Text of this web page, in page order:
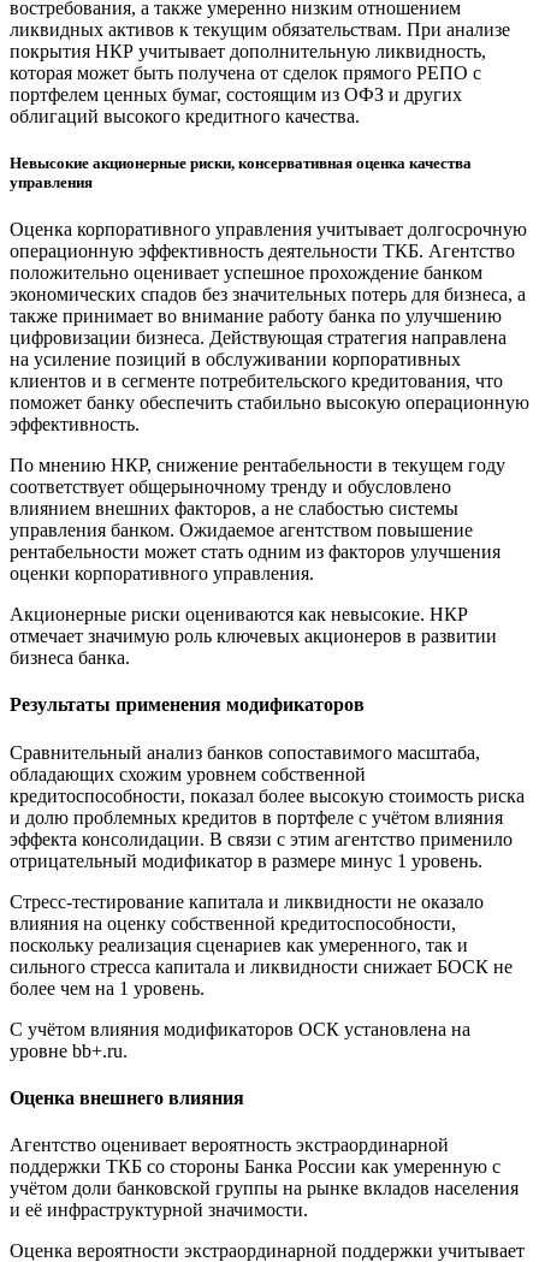
востребования, а также умеренно низким отношением
ликвидных активов к текущим обязательствам. При анализе
покрытия НКР учитывает дополнительную ликвидность,
которая может быть получена от сделок прямого РЕПО с
портфелем ценных бумаг, состоящим из ОФЗ и других
облигаций высокого кредитного качества.
Невысокие акционерные риски, консервативная оценка качества
управления
Оценка корпоративного управления учитывает долгосрочную
операционную эффективность деятельности ТКБ. Агентство
положительно оценивает успешное прохождение банком
экономических спадов без значительных потерь для бизнеса, а
также принимает во внимание работу банка по улучшению
цифровизации бизнеса. Действующая стратегия направлена
на усиление позиций в обслуживании корпоративных
клиентов и в сегменте потребительского кредитования, что
поможет банку обеспечить стабильно высокую операционную
эффективность.
По мнению НКР, снижение рентабельности в текущем году
соответствует общерыночному тренду и обусловлено
влиянием внешних факторов, а не слабостью системы
управления банком. Ожидаемое агентством повышение
рентабельности может стать одним из факторов улучшения
оценки корпоративного управления.
Акционерные риски оцениваются как невысокие. НКР
отмечает значимую роль ключевых акционеров в развитии
бизнеса банка.
Результаты применения модификаторов
Сравнительный анализ банков сопоставимого масштаба,
обладающих схожим уровнем собственной
кредитоспособности, показал более высокую стоимость риска
и долю проблемных кредитов в портфеле с учётом влияния
эффекта консолидации. В связи с этим агентство применило
отрицательный модификатор в размере минус 1 уровень.
Стресс-тестирование капитала и ликвидности не оказало
влияния на оценку собственной кредитоспособности,
поскольку реализация сценариев как умеренного, так и
сильного стресса капитала и ликвидности снижает БОСК не
более чем на 1 уровень.
С учётом влияния модификаторов ОСК установлена на
уровне bb+.ru.
Оценка внешнего влияния
Агентство оценивает вероятность экстраординарной
поддержки ТКБ со стороны Банка России как умеренную с
учётом доли банковской группы на рынке вкладов населения
и её инфраструктурной значимости.
Оценка вероятности экстраординарной поддержки учитывает